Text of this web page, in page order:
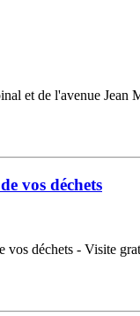
et de l'avenue Jean
vos déchets
déchets - Visite